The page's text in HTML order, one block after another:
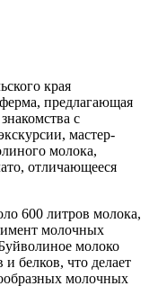
края
предлагающая
с
мастер-
молока,
отличающееся
600 литров молока,
молочных
молоко
белков, что делает
молочных